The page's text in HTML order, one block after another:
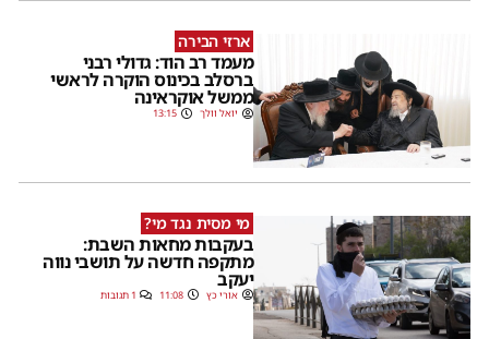
ארזי הבירה
מעמד רב הוד: גדולי רבני
ברסלב בכינוס הוקרה לראשי
ממשל אוקראינה
יואל וולך 13:15
מי מסית נגד מי?
בעקבות מחאות השבת:
מתקפה חדשה על תושבי נווה
יעקב
אורי כץ 11:08 1 תגובות